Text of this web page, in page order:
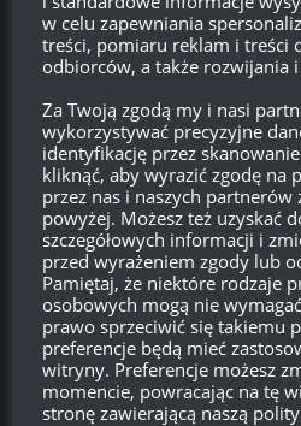
0 Odpowiedz
iBlackLagoon
Reply toJanuszKnurowy
10:39, 27 sierpnia 2017
Nie dla leniów tylko dla ludzi
0 Odpowiedz
Proximus 22:21, 24
z tymi włochami to robicie
jako clickbait bo to totalna
w celu zapewniania
treści, pomiaru reklam i treści
odbiorców, a także rozwijania
Za Twoją zgodą my i nasi
wykorzystywać precyzyjne
identyfikację przez
kliknąć, aby wyrazić zgodę na
przez nas i naszych partnerów
powyżej. Możesz też uzyskać
szczegółowych informacji i
przed wyrażeniem zgody lub
Pamiętaj, że niektóre rodzaje
osobowych mogą nie
prawo sprzeciwić się takiemu
preferencje będą mieć
witryny. Preferencje możesz
momencie, powracając na tę
stronę zawierającą naszą